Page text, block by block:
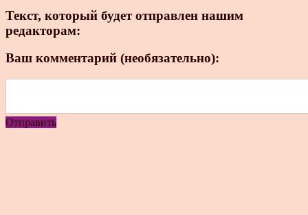
Текст, который будет отправлен нашим
редакторам:
Ваш комментарий (необязательно):
Отправить